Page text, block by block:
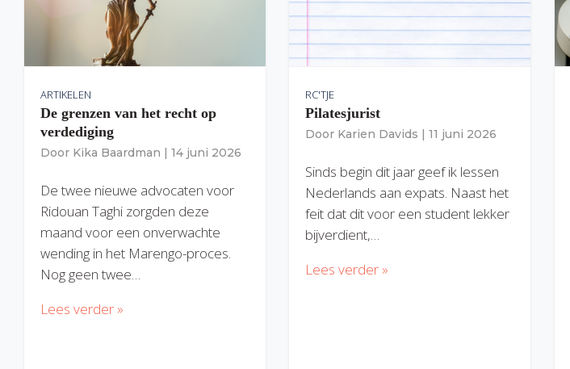
ARTIKELEN
De grenzen van het recht op
verdediging
Door Kika Baardman | 14 juni 2026
De twee nieuwe advocaten voor
Ridouan Taghi zorgden deze
maand voor een onverwachte
wending in het Marengo-proces.
Nog geen twee…
Lees verder »
RC'TJE
Pilatesjurist
Door Karien Davids | 11 juni 2026
Sinds begin dit jaar geef ik lessen
Nederlands aan expats. Naast het
feit dat dit voor een student lekker
bijverdient,…
Lees verder »